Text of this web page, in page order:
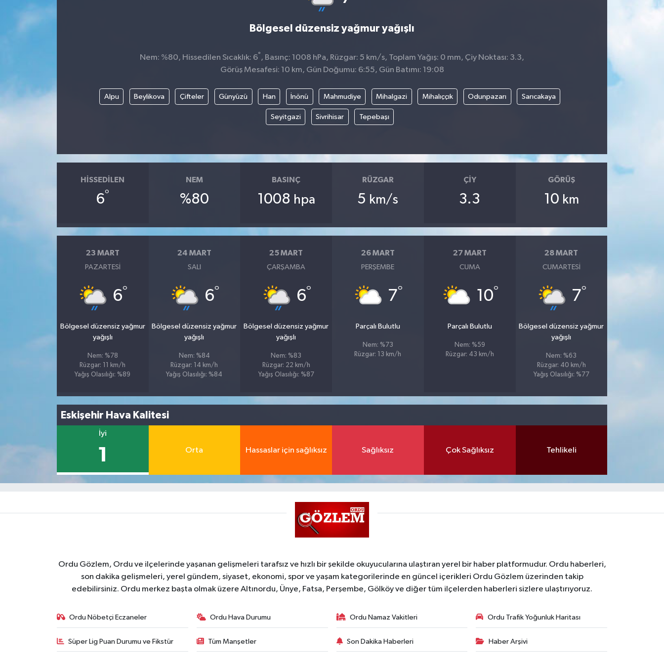
Bölgesel düzensiz yağmur yağışlı
Nem: %80, Hissedilen Sıcaklık: 6° , Basınç: 1008 hPa, Rüzgar: 5 km/s, Toplam Yağış: 0 mm, Çiy Noktası: 3.3,
Görüş Mesafesi: 10 km, Gün Doğumu: 6:55, Gün Batımı: 19:08
Alpu Beylikova Çifteler Günyüzü Han İnönü Mahmudiye Mihalgazi Mihalıççık Odunpazarı Sarıcakaya
Seyitgazi Sivrihisar Tepebaşı
HISSEDILEN
6°
NEM
%80
BASINÇ
1008 hpa
RÜZGAR
5 km/s
ÇIY
3.3
GÖRÜŞ
10 km
23 MART
PAZARTESI
6°
Bölgesel düzensiz yağmur
yağışlı
Nem: %78
Rüzgar: 11 km/h
Yağış Olasılığı: %89
24 MART
SALI
6°
Bölgesel düzensiz yağmur
yağışlı
Nem: %84
Rüzgar: 14 km/h
Yağış Olasılığı: %84
25 MART
ÇARŞAMBA
6°
Bölgesel düzensiz yağmur
yağışlı
Nem: %83
Rüzgar: 22 km/h
Yağış Olasılığı: %87
26 MART
PERŞEMBE
7°
Parçalı Bulutlu
Nem: %73
Rüzgar: 13 km/h
27 MART
CUMA
10°
Parçalı Bulutlu
Nem: %59
Rüzgar: 43 km/h
28 MART
CUMARTESI
7°
Bölgesel düzensiz yağmur
yağışlı
Nem: %63
Rüzgar: 40 km/h
Yağış Olasılığı: %77
Eskişehir Hava Kalitesi
İyi
1 Orta Hassaslar için sağlıksız Sağlıksız Çok Sağlıksız Tehlikeli
Ordu Gözlem, Ordu ve ilçelerinde yaşanan gelişmeleri tarafsız ve hızlı bir şekilde okuyucularına ulaştıran yerel bir haber platformudur. Ordu haberleri,
son dakika gelişmeleri, yerel gündem, siyaset, ekonomi, spor ve yaşam kategorilerinde en güncel içerikleri Ordu Gözlem üzerinden takip
edebilirsiniz. Ordu merkez başta olmak üzere Altınordu, Ünye, Fatsa, Perşembe, Gölköy ve diğer tüm ilçelerden haberleri sizlere ulaştırıyoruz.
Ordu Nöbetçi Eczaneler Ordu Hava Durumu Ordu Namaz Vakitleri Ordu Trafik Yoğunluk Haritası
Süper Lig Puan Durumu ve Fikstür Tüm Manşetler Son Dakika Haberleri Haber Arşivi